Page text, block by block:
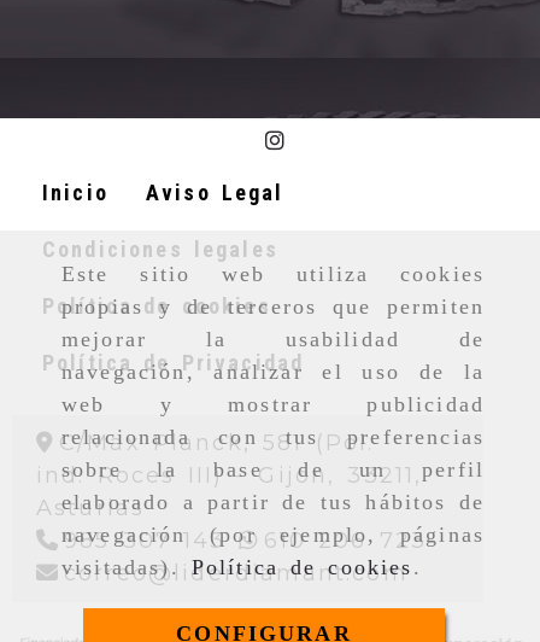
Este sitio web utiliza cookies
propias y de terceros que permiten
mejorar la usabilidad de
navegación, analizar el uso de la
web y mostrar publicidad
relacionada con tus preferencias
sobre la base de un perfil
elaborado a partir de tus hábitos de
navegación (por ejemplo, páginas
visitadas). Política de cookies .
CONFIGURAR
Inicio Aviso Legal
Condiciones legales
Política de cookies
Política de Privacidad
C/Max Planck, 581 (Pol.
ind. Roces III) -Gijon, 33211,
Asturias
985 307 143
610 206 723
correo
liderdiamant.comcorreo